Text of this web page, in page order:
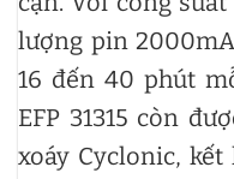
lượng pin
16 đến 40 phút
EFP 31315 còn
xoáy Cyclonic,